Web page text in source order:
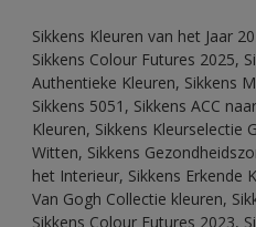
Sikkens Kleuren van het Jaar
Sikkens Colour Futures 2025,
Authentieke Kleuren, Sikkens
Sikkens 5051, Sikkens ACC
Kleuren, Sikkens Kleurselectie
Witten, Sikkens
het Interieur, Sikkens Erkende
Van Gogh Collectie kleuren,
Sikkens Colour Futures 2023,